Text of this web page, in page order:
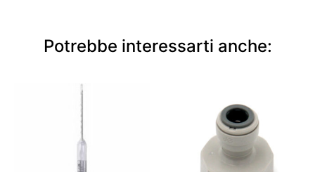
Potrebbe interessarti anche: